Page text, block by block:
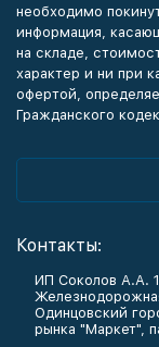
необходимо
информация,
на складе,
характер и ни при
офертой,
Гражданского
Контакты:
ИП Соколов А.А.
Одинцовский
рынка "Маркет",